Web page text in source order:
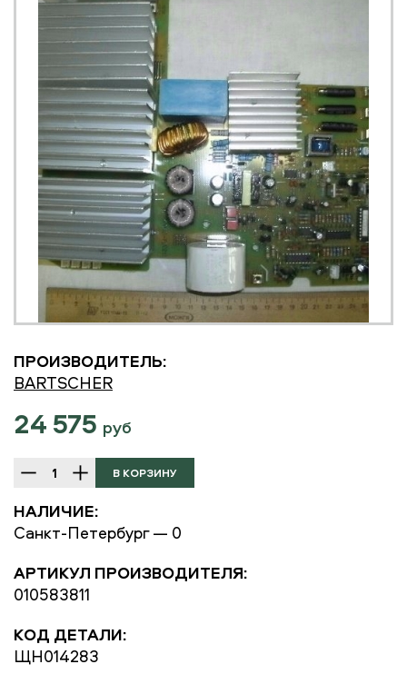
ПРОИЗВОДИТЕЛЬ:
BARTSCHER
24 575 руб
НАЛИЧИЕ:
Санкт-Петербург — 0
АРТИКУЛ ПРОИЗВОДИТЕЛЯ:
010583811
КОД ДЕТАЛИ:
ЩН014283